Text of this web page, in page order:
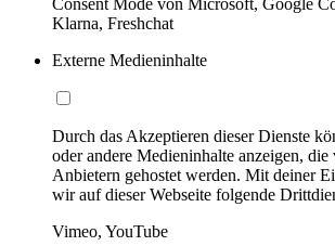
Klarna, Freshchat
Externe Medieninhalte
Durch das Akzeptieren dieser Dienste
oder andere Medieninhalte anzeigen, die
Anbietern gehostet werden. Mit deiner
wir auf dieser Webseite folgende
Vimeo, YouTube